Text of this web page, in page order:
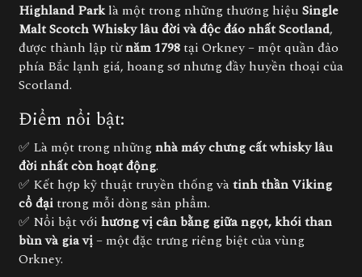
Highland Parklà một trong những thương hiệu Single
Malt Scotch Whisky lâu đời và độc đáo nhất Scotland,
được thành lập từnăm 1798tại Orkney – một quần đảo
phía Bắc lạnh giá, hoang sơ nhưng đầy huyền thoại của
Scotland.
Điểm nổi bật:
✅ Là một trong nhữngnhà máy chưng cất whisky lâu
đời nhất còn hoạt động.
✅ Kết hợp kỹ thuật truyền thống vàtinh thần Viking
cổ đạitrong mỗi dòng sản phẩm.
✅ Nổi bật với hương vị cân bằng giữa ngọt, khói than
bùn và gia vị– một đặc trưng riêng biệt của vùng
Orkney.